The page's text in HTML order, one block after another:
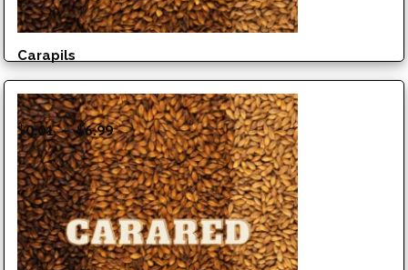
Carapils
$0.01 – $6.99Plage
de
prix :
$0.01
à
$6.99